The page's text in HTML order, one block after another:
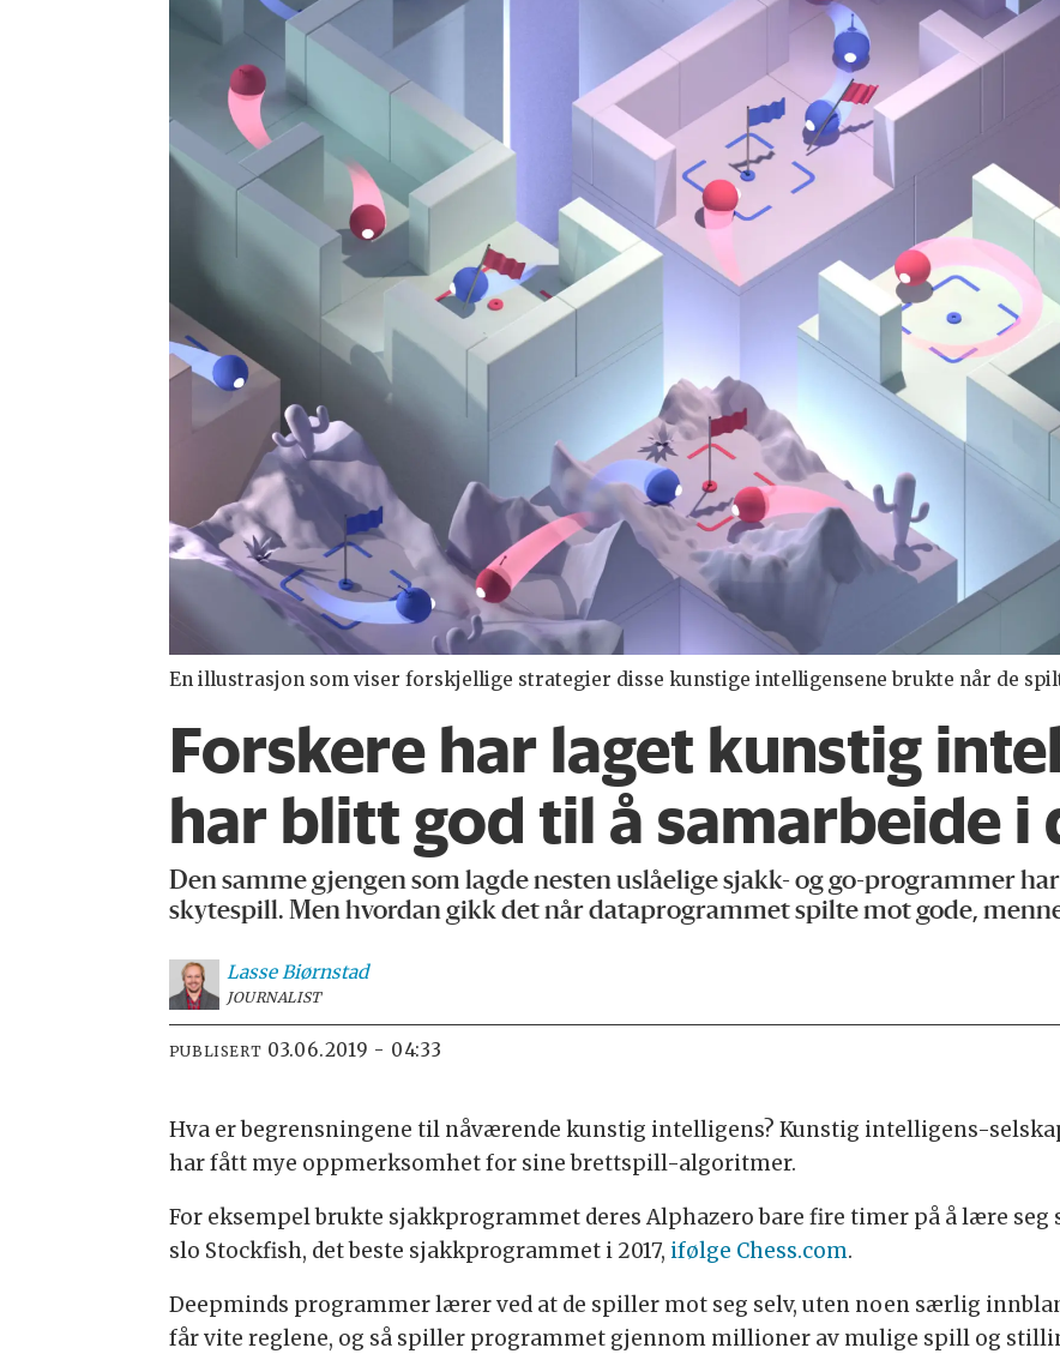
En illustrasjon som viser forskjellige strategier disse kunstige intelligensene brukte når de
Forskere har laget kunstig
har blitt god til å samarbeide i
Den samme gjengen som lagde nesten uslåelige sjakk- og go-programmer
skytespill. Men hvordan gikk det når dataprogrammet spilte mot gode,
Lasse Biørnstad
JOURNALIST
PUBLISERT 03.06.2019 - 04:33
Hva er begrensningene til nåværende kunstig intelligens? Kunstig intelligens-
har fått mye oppmerksomhet for sine brettspill-algoritmer.
For eksempel brukte sjakkprogrammet deres Alphazero bare fire timer på å lære seg
slo Stockfish, det beste sjakkprogrammet i 2017, ifølge Chess.com.
Deepminds programmer lærer ved at de spiller mot seg selv, uten noen særlig
får vite reglene, og så spiller programmet gjennom millioner av mulige spill og